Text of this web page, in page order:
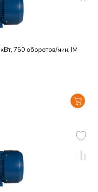
750 оборотов/мин, IM